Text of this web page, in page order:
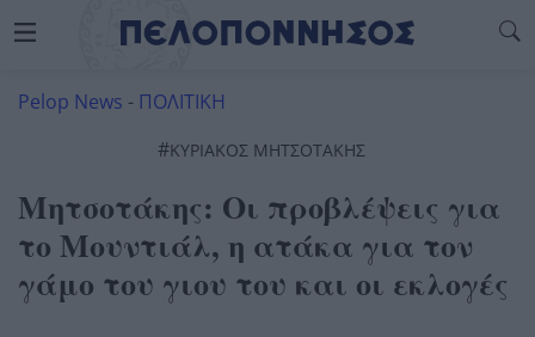
Pelop News - ΠΟΛΙΤΙΚΗ
#ΚΥΡΙΑΚΟΣ ΜΗΤΣΟΤΑΚΗΣ
Μητσοτάκης: Οι προβλέψεις για
το Μουντιάλ, η ατάκα για τον
γάμο του γιου του και οι εκλογές